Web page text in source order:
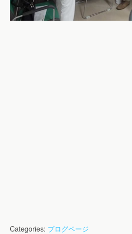
Categories: ブログページ